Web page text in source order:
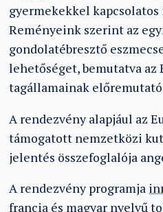
gyermekekkel
Reményeink szerint az
gondolatébresztő
lehetőséget, bemutatva az
tagállamainak
A rendezvény alapjául az
támogatott nemzetközi
jelentés összefoglalója
A rendezvény programja
francia és magyar nyelvű